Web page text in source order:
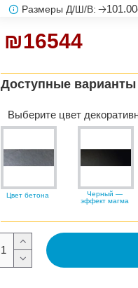
₪16544
Размеры Д/Ш/В:
Доступные варианты
Выберите цвет
Цвет бетона
Черный —
эффект магма